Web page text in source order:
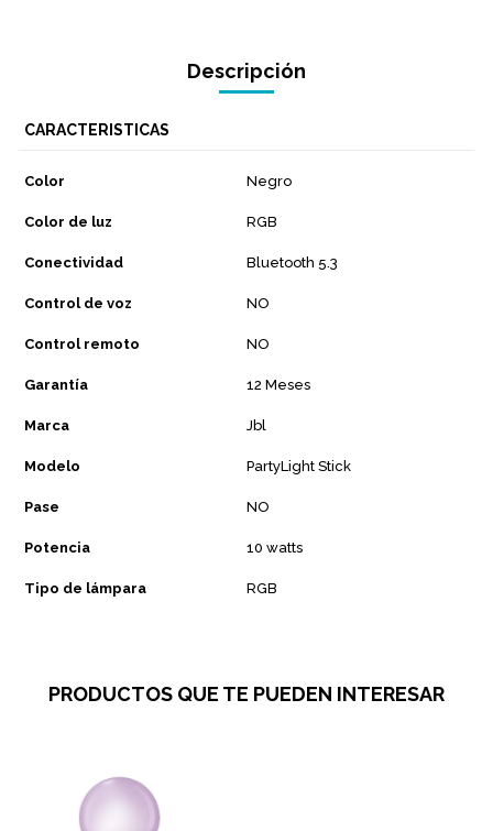
Descripción
CARACTERISTICAS
Color Negro
Color de luz RGB
Conectividad Bluetooth 5.3
Control de voz NO
Control remoto NO
Garantía 12 Meses
Marca Jbl
Modelo PartyLight Stick
Pase NO
Potencia 10 watts
Tipo de lámpara RGB
PRODUCTOS QUE TE PUEDEN INTERESAR